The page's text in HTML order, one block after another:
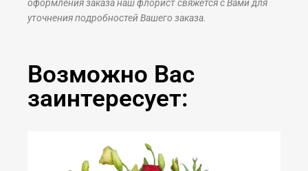
оформления заказа наш флорист свяжется с Вами для
уточнения подробностей Вашего заказа.
Возможно Вас
заинтересует: